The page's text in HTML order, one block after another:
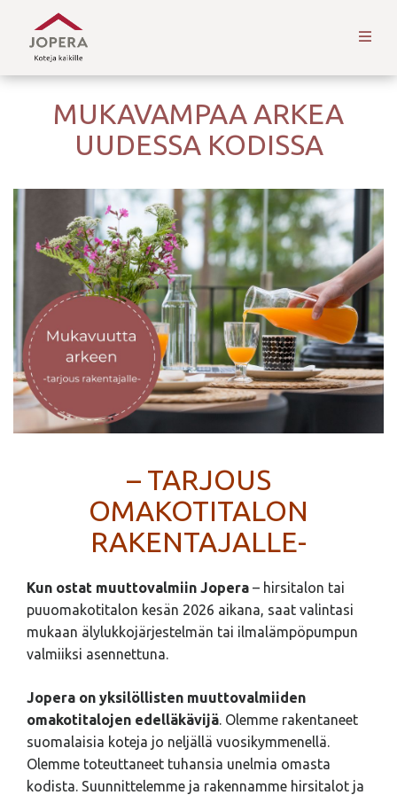
MUKAVAMPAA ARKEA
UUDESSA KODISSA
– TARJOUS
OMAKOTITALON
RAKENTAJALLE-
Kun ostat muuttovalmiin Jopera – hirsitalon tai
puuomakotitalon kesän 2026 aikana, saat valintasi
mukaan älylukkojärjestelmän tai ilmalämpöpumpun
valmiiksi asennettuna.
Jopera on yksilöllisten muuttovalmiiden
omakotitalojen edelläkävijä. Olemme rakentaneet
suomalaisia koteja jo neljällä vuosikymmenellä.
Olemme toteuttaneet tuhansia unelmia omasta
kodista. Suunnittelemme ja rakennamme hirsitalot ja